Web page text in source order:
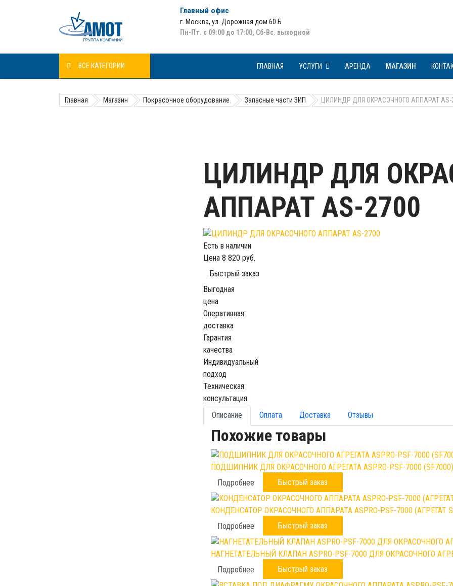
Главный офис
г. Москва,ул. Дорожная дом 60 Б
Пн-Пт. с 09:00 до 17:00, Сб-Вс. выходной
ВСЕ КАТЕГОРИИ ГЛАВНАЯ УСЛУГИ АРЕНДА МАГАЗИН
Главная Магазин Покрасочное оборудование Запасные части ЗИП ЦИЛИНДР ДЛЯ ОКРАСОЧНОГО АППАРАТ AS-
ЦИЛИНДР ДЛЯ
АППАРАТ AS-2700
Есть в наличии
Цена 8 820 руб.
Быстрый заказ
Выгодная
цена
Оперативная
доставка
Гарантия
качества
Индивидуальный
подход
Техническая
консультация
Описание
Оплата Доставка Отзывы
Похожие товары
ПОДШИПНИК ДЛЯ ОКРАСОЧНОГО АГРЕГАТА ASPRO-PSF-7000 (SF7000)
Подробнее
Быстрый заказ
КОНДЕНСАТОР ОКРАСОЧНОГО АППАРАТА ASPRO-PSF-7000 (АГРЕГАТ
Подробнее
Быстрый заказ
НАГНЕТАТЕЛЬНЫЙ КЛАПАН ASPRO-PSF-7000 ДЛЯ ОКРАСОЧНОГО
Подробнее
Быстрый заказ